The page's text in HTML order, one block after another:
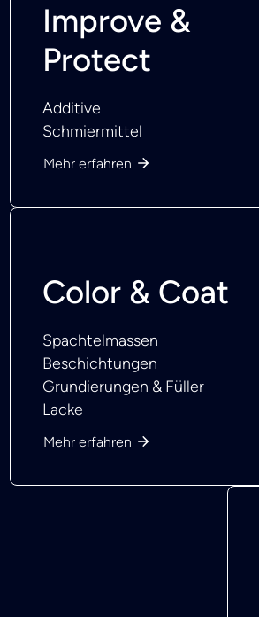
Improve &
Protect
Additive
Schmiermittel
Mehr erfahren
Color & Coat
Spachtelmassen
Beschichtungen
Grundierungen & Füller
Lacke
Mehr erfahren